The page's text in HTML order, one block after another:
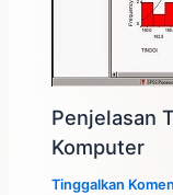
Penjelasan
Komputer
Tinggalkan